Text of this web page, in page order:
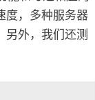
度，多种服务器
另外，我们还测